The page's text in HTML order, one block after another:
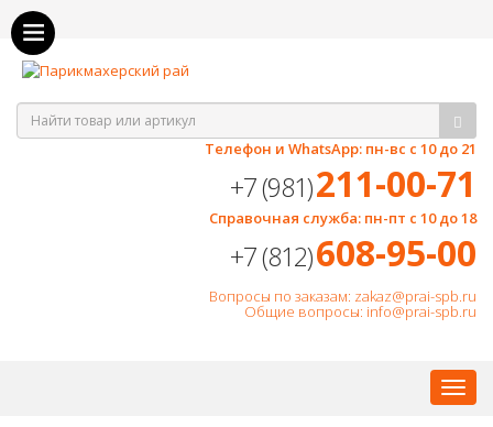
Телефон и WhatsApp: пн-вс с 10 до 21
+7 (981)211-00-71
Справочная служба: пн-пт с 10 до 18
+7 (812)608-95-00
Вопросы по заказам: zakaz@prai-spb.ru
Общие вопросы: info@prai-spb.ru
Как оплатить, как получить?